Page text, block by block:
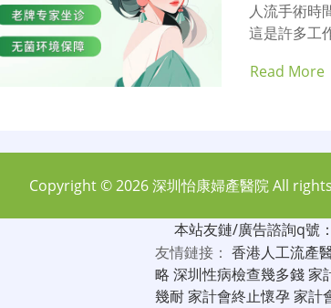
人流手術時
這是許多工
Read More
Copyright © 2026深圳怡康婦產醫院All
本站友鏈/廣告諮詢q號
友情鏈接： 香港人工流產
略 深圳性病檢查幾多錢家
幾耐家計會終止懷孕家計